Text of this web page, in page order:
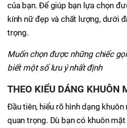
của bạn. Để giúp bạn lựa chọn
kính nữ đẹp và chất lượng, dưới
trọng.
Muốn chọn được những chiếc
biết một số lưu ý nhất định
THEO KIỂU DÁNG KHUÔN
Đầu tiên, hiểu rõ hình dạng
quan trọng. Dù bạn có khuôn